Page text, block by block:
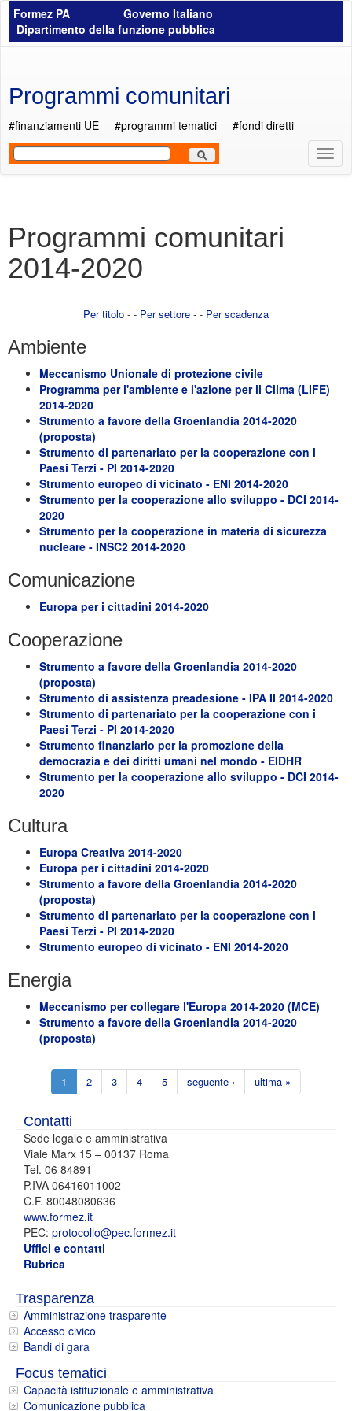
Salta al contenuto principale
Formez PA
Governo Italiano
Dipartimento della funzione pubblica
Programmi comunitari
#finanziamenti UE #programmi tematici
#fondi diretti
Menù
Programmi comunitari
2014-2020
Per titolo - - Per settore - - Per scadenza
Ambiente
Meccanismo Unionale di protezione civile
Programma per l'ambiente e l'azione per il Clima (LIFE)
2014-2020
Strumento a favore della Groenlandia 2014-2020
(proposta)
Strumento di partenariato per la cooperazione con i
Paesi Terzi - PI 2014-2020
Strumento europeo di vicinato - ENI 2014-2020
Strumento per la cooperazione allo sviluppo - DCI 2014-
2020
Strumento per la cooperazione in materia di sicurezza
nucleare - INSC2 2014-2020
Comunicazione
Europa per i cittadini 2014-2020
Cooperazione
Strumento a favore della Groenlandia 2014-2020
(proposta)
Strumento di assistenza preadesione - IPA II 2014-2020
Strumento di partenariato per la cooperazione con i
Paesi Terzi - PI 2014-2020
Strumento finanziario per la promozione della
democrazia e dei diritti umani nel mondo - EIDHR
Strumento per la cooperazione allo sviluppo - DCI 2014-
2020
Cultura
Europa Creativa 2014-2020
Europa per i cittadini 2014-2020
Strumento a favore della Groenlandia 2014-2020
(proposta)
Strumento di partenariato per la cooperazione con i
Paesi Terzi - PI 2014-2020
Strumento europeo di vicinato - ENI 2014-2020
Energia
Meccanismo per collegare l'Europa 2014-2020 (MCE)
Strumento a favore della Groenlandia 2014-2020
(proposta)
1 2 3 4 5 seguente › ultima »
Contatti
Sede legale e amministrativa
Viale Marx 15 – 00137 Roma
Tel. 06 84891
P.IVA 06416011002 –
C.F. 80048080636
www.formez.it
PEC: protocollo@pec.formez.it
Uffici e contatti
Rubrica
Trasparenza
Amministrazione trasparente
Accesso civico
Bandi di gara
Focus tematici
Capacità istituzionale e amministrativa
Comunicazione pubblica